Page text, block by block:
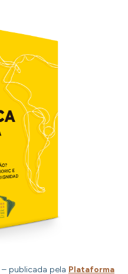
– publicada pela Plataforma